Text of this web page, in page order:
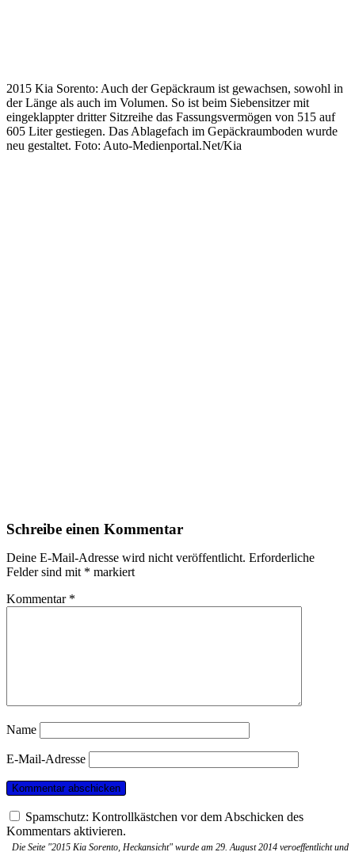
2015 Kia Sorento: Auch der Gepäckraum ist gewachsen, sowohl in
der Länge als auch im Volumen. So ist beim Siebensitzer mit
eingeklappter dritter Sitzreihe das Fassungsvermögen von 515 auf
605 Liter gestiegen. Das Ablagefach im Gepäckraumboden wurde
neu gestaltet. Foto: Auto-Medienportal.Net/Kia
Schreibe einen Kommentar
Deine E-Mail-Adresse wird nicht veröffentlicht. Erforderliche
Felder sind mit * markiert
Kommentar *
Name
E-Mail-Adresse
Spamschutz: Kontrollkästchen vor dem Abschicken des
Kommentars aktivieren.
Die Seite "2015 Kia Sorento, Heckansicht" wurde am 29. August 2014 veroeffentlicht und